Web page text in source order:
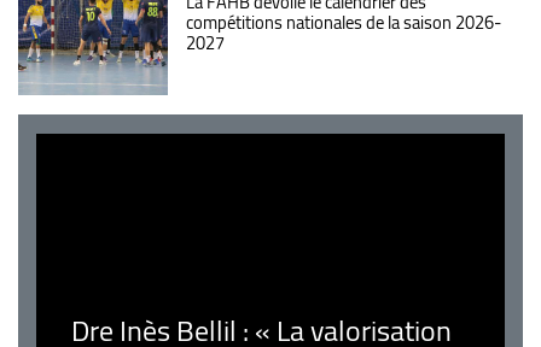
compétitions nationales de la saison 2026-
2027
Dre Inès Bellil : « La valorisation